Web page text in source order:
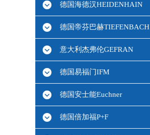
德国海德汉HEIDENHAIN
德国帝芬巴赫TIEFENBACH
意大利杰弗伦GEFRAN
德国易福门IFM
德国安士能Euchner
德国倍加福P+F